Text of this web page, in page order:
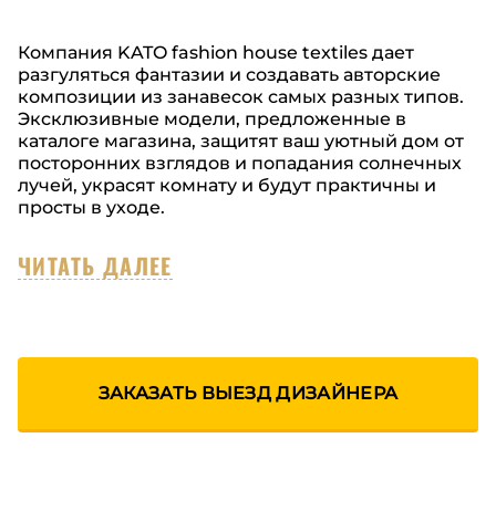
Компания KATO fashion house textiles дает
разгуляться фантазии и создавать авторские
композиции из занавесок самых разных типов.
Эксклюзивные модели, предложенные в
каталоге магазина, защитят ваш уютный дом от
посторонних взглядов и попадания солнечных
лучей, украсят комнату и будут практичны и
просты в уходе.
ЧИТАТЬ ДАЛЕЕ
ЗАКАЗАТЬ ВЫЕЗД ДИЗАЙНЕРА